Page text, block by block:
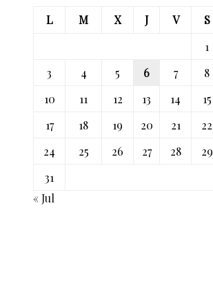
L
M X J V S
1
3
4 5 6 7 8
10
11 12 13 14 15
17
18 19 20 21 22
24
25 26 27 28 29
31
« Jul